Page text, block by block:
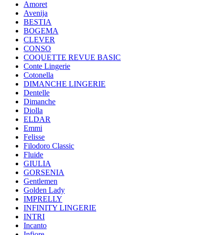
Amoret
Avenija
BESTIA
BOGEMA
CLEVER
CONSO
COQUETTE REVUE BASIC
Conte Lingerie
Cotonella
DIMANCHE LINGERIE
Dentelle
Dimanche
Diolla
ELDAR
Emmi
Felisse
Filodoro Classic
Fluide
GIULIA
GORSENIA
Gentlemen
Golden Lady
IMPRELLY
INFINITY LINGERIE
INTRI
Incanto